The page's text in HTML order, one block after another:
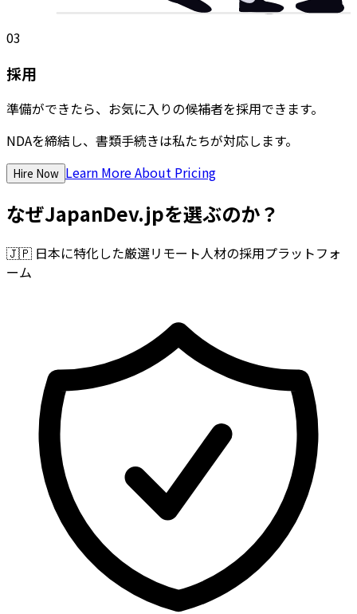
03
採用
準備ができたら、お気に入りの候補者を採用できます。
NDAを締結し、書類手続きは私たちが対応します。
Hire Now Learn More About Pricing
なぜJapanDev.jpを選ぶのか？
🇯🇵 日本に特化した厳選リモート人材の採用プラットフォ
ーム